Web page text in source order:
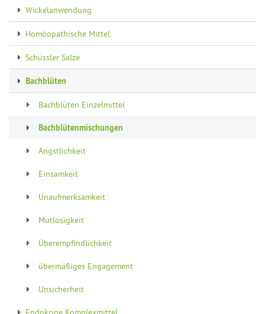
Wickelanwendung
Homöopathische Mittel
Schüssler Salze
Bachblüten
Bachblüten Einzelmittel
Bachblütenmischungen
Ängstlichkeit
Einsamkeit
Unaufmerksamkeit
Mutlosigkeit
Überempfindlichkeit
übermäßiges Engagement
Unsicherheit